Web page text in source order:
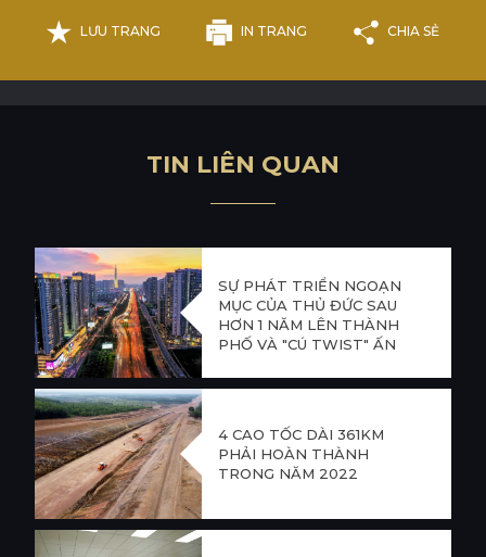
LƯU TRANG IN TRANG CHIA SẺ
TIN LIÊN QUAN
SỰ PHÁT TRIỂN NGOẠN
MỤC CỦA THỦ ĐỨC SAU
HƠN 1 NĂM LÊN THÀNH
PHỐ VÀ "CÚ TWIST" ẤN
SẢN KHU VỰC
4 CAO TỐC DÀI 361KM
PHẢI HOÀN THÀNH
TRONG NĂM 2022